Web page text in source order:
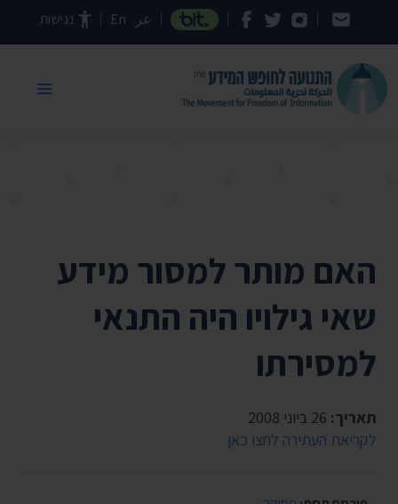
דילוג לתוכן העמוד عر En נגישות
האם מותר למסור מידע
שאי גילויו היה התנאי
למסירתו
תאריך:
לקריאת העתירה לחצו כאן